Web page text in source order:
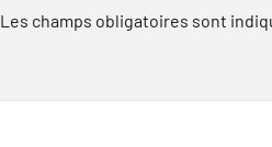
Les champs obligatoires sont